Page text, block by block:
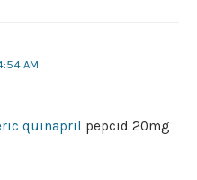
AM
quinapril pepcid 20mg